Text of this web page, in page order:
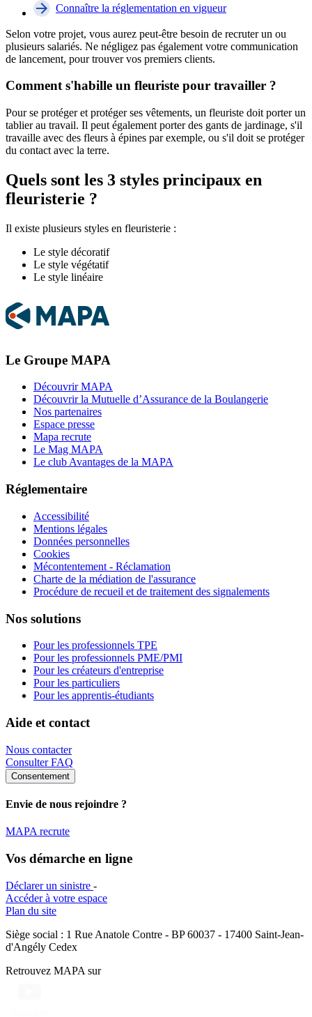
Connaître la réglementation en vigueur
Selon votre projet, vous aurez peut-être besoin de recruter un ou
plusieurs salariés. Ne négligez pas également votre communication
de lancement, pour trouver vos premiers clients.
Comment s'habille un fleuriste pour travailler ?
Pour se protéger et protéger ses vêtements, un fleuriste doit porter un
tablier au travail. Il peut également porter des gants de jardinage, s'il
travaille avec des fleurs à épines par exemple, ou s'il doit se protéger
du contact avec la terre.
Quels sont les 3 styles principaux en
fleuristerie ?
Il existe plusieurs styles en fleuristerie :
Le style décoratif
Le style végétatif
Le style linéaire
Le Groupe MAPA
Découvrir MAPA
Découvrir la Mutuelle d’Assurance de la Boulangerie
Nos partenaires
Espace presse
Mapa recrute
Le Mag MAPA
Le club Avantages de la MAPA
Réglementaire
Accessibilité
Mentions légales
Données personnelles
Cookies
Mécontentement - Réclamation
Charte de la médiation de l'assurance
Procédure de recueil et de traitement des signalements
Nos solutions
Pour les professionnels TPE
Pour les professionnels PME/PMI
Pour les créateurs d'entreprise
Pour les particuliers
Pour les apprentis-étudiants
Aide et contact
Nous contacter
Consulter FAQ
Consentement
Envie de nous rejoindre ?
MAPA recrute
Vos démarche en ligne
Déclarer un sinistre -
Accéder à votre espace
Plan du site
Siège social : 1 Rue Anatole Contre - BP 60037 - 17400 Saint-Jean-
d'Angély Cedex
Retrouvez MAPA sur